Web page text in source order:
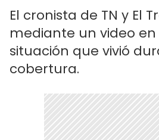
El cronista de TN y El
mediante un video
situación que vivió
cobertura.